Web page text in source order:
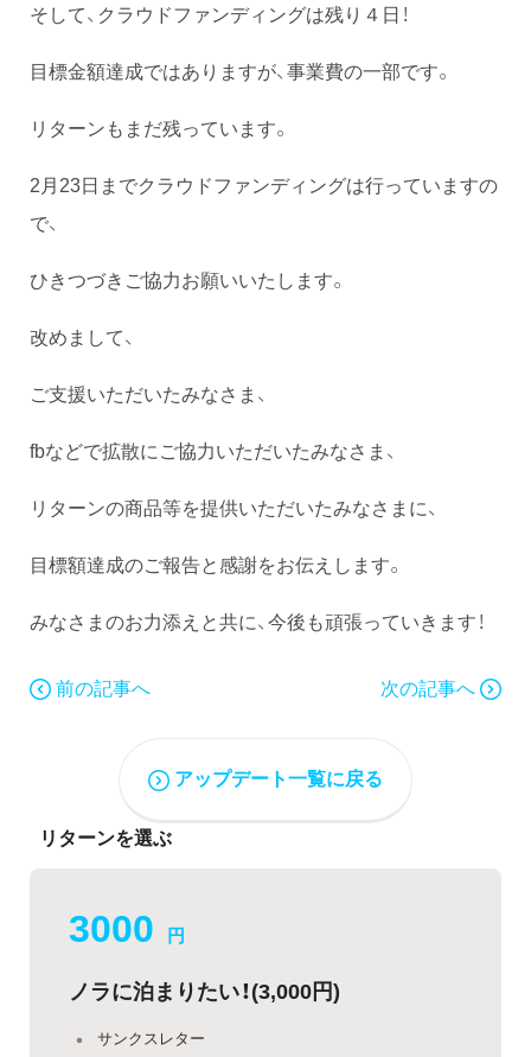
そして、クラウドファンディングは残り４日！
目標金額達成ではありますが、事業費の一部です。
リターンもまだ残っています。
2月23日までクラウドファンディングは行っていますの
で、
ひきつづきご協力お願いいたします。
改めまして、
ご支援いただいたみなさま、
fbなどで拡散にご協力いただいたみなさま、
リターンの商品等を提供いただいたみなさまに、
目標額達成のご報告と感謝をお伝えします。
みなさまのお力添えと共に、今後も頑張っていきます！
前の記事へ 次の記事へ
アップデート一覧に戻る
リターンを選ぶ
3000 円
ノラに泊まりたい！(3,000円)
サンクスレター